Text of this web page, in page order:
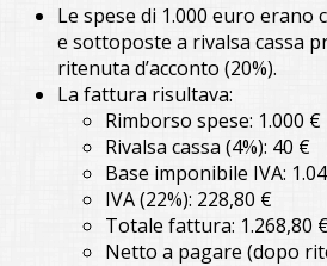
Le spese di 1.000 euro erano
e sottoposte a rivalsa cassa
ritenuta d’acconto (20%).
La fattura risultava:
Rimborso spese: 1.000 €
Rivalsa cassa (4%): 40 €
Base imponibile IVA:
IVA (22%): 228,80 €
Totale fattura: 1.268,80
Netto a pagare (dopo